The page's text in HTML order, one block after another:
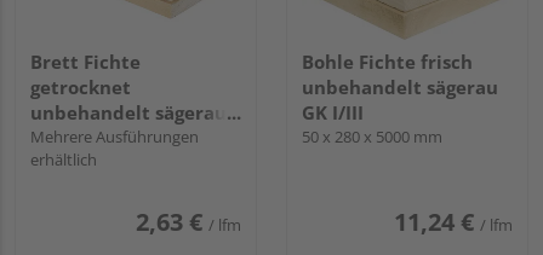
Brett Fichte
getrocknet
unbehandelt sägerau
GK II/III
Mehrere Ausführungen
erhältlich
2,63 € / lfm
Bohle Fichte frisch
unbehandelt sägerau
GK I/III
50 x 280 x 5000 mm
11,24 € / lfm